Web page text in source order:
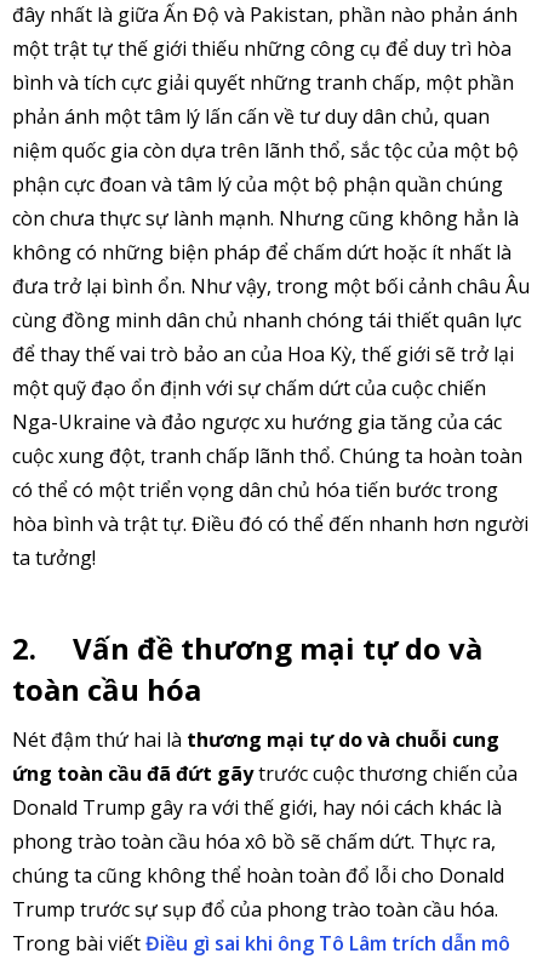
đây nhất là giữa Ấn Độ và Pakistan, phần nào phản ánh
một trật tự thế giới thiếu những công cụ để duy trì hòa
bình và tích cực giải quyết những tranh chấp, một phần
phản ánh một tâm lý lấn cấn về tư duy dân chủ, quan
niệm quốc gia còn dựa trên lãnh thổ, sắc tộc của một bộ
phận cực đoan và tâm lý của một bộ phận quần chúng
còn chưa thực sự lành mạnh. Nhưng cũng không hẳn là
không có những biện pháp để chấm dứt hoặc ít nhất là
đưa trở lại bình ổn. Như vậy, trong một bối cảnh châu Âu
cùng đồng minh dân chủ nhanh chóng tái thiết quân lực
để thay thế vai trò bảo an của Hoa Kỳ, thế giới sẽ trở lại
một quỹ đạo ổn định với sự chấm dứt của cuộc chiến
Nga-Ukraine và đảo ngược xu hướng gia tăng của các
cuộc xung đột, tranh chấp lãnh thổ. Chúng ta hoàn toàn
có thể có một triển vọng dân chủ hóa tiến bước trong
hòa bình và trật tự. Điều đó có thể đến nhanh hơn người
ta tưởng!
2. Vấn đề thương mại tự do và
toàn cầu hóa
Nét đậm thứ hai là thương mại tự do và chuỗi cung
ứng toàn cầu đã đứt gãytrước cuộc thương chiến của
Donald Trump gây ra với thế giới, hay nói cách khác là
phong trào toàn cầu hóa xô bồ sẽ chấm dứt. Thực ra,
chúng ta cũng không thể hoàn toàn đổ lỗi cho Donald
Trump trước sự sụp đổ của phong trào toàn cầu hóa.
Trong bài viếtĐiều gì sai khi ông Tô Lâm trích dẫn mô